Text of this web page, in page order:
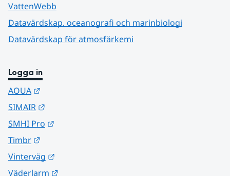
VattenWebb
Datavärdskap, oceanografi och marinbiologi
Datavärdskap för atmosfärkemi
Logga in
AQUA
SIMAIR
SMHI Pro
Timbr
Vinterväg
Väderlarm